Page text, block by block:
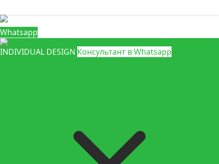
Whatsapp
INDIVIDUAL DESIGN Консультант в Whatsapp